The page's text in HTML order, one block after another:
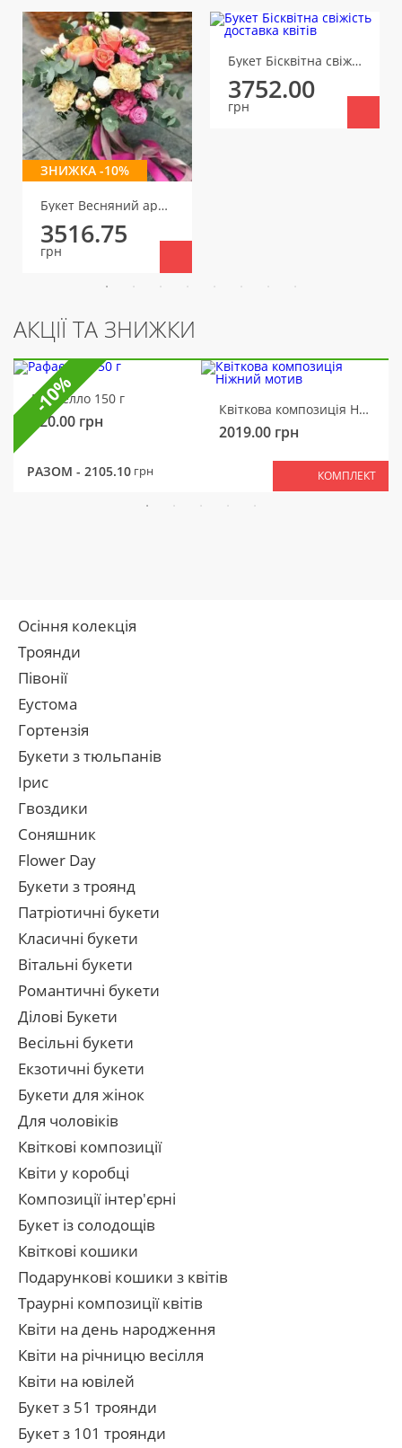
ЗНИЖКА -10%
Букет Весняний аромат
3516.75
грн
Букет Бісквітна свіжість
3752.00
грн
АКЦІЇ ТА ЗНИЖКИ
Рафаелло 150 г
320.00 грн
Квіткова композиція Ніжний мотив
2019.00 грн
РАЗОМ - 2105.10 грн КОМПЛЕКТ
-10%
Осіння колекція
Троянди
Півонії
Еустома
Гортензія
Букети з тюльпанів
Ірис
Гвоздики
Соняшник
Flower Day
Букети з троянд
Патріотичні букети
Класичні букети
Вітальні букети
Романтичні букети
Ділові Букети
Весільні букети
Екзотичні букети
Букети для жінок
Для чоловіків
Квіткові композиції
Квіти у коробці
Композиції інтер'єрні
Букет із солодощів
Квіткові кошики
Подарункові кошики з квітів
Траурні композиції квітів
Квіти на день народження
Квіти на річницю весілля
Квіти на ювілей
Букет з 51 троянди
Букет з 101 троянди